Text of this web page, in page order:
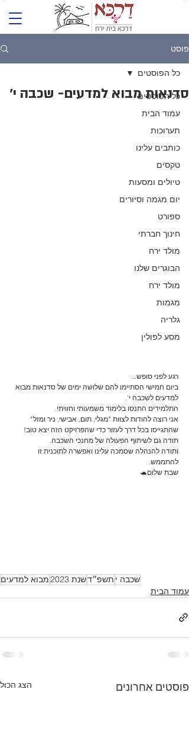
פוסט
כל הפוסטים
עמוד הבית
תערוכות
כותבים עלינו
טקסים
טיולים ומסעות
יום מגמה וסיורים
ספורט
חינוך חברתי
מולד ירח
הבוגרים שלנו
מולד ירח
מגמות
גלריה
מסע לפולין
כל הפוסטים
סדנאות מבוא למדעים- שכבה י׳
רגע לפני סופש...
ביום חמישי הסתיימו להם שלושה ימים של סדנאות מבוא
למדעים לשכבה י'.
התלמידים התנסו בלימוד משמעותי וחוויתי.
אני רוצה להודות לצוות *מגלי, תום, אבישי, ניר ומזל*
שהתגייסו בכל דרך לעזור כדי שהפרויקט הזה יצא טוב!
תודה גם לשיתוף הפעולה של מחנכי השכבה.
ותודה להנהלה שסמכה עלינו ואפשרה לתוכנית זו
להתממש.
שבת שלום🐢
שכבה י תשפ״דשנת 2023
מבוא למדעים
עמוד הבית
פוסטים אחרונים הצג הכול